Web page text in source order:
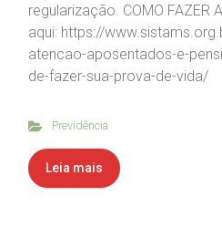
regularização. COMO FAZER
aqui: https://
atencao-aposentados-e-
de-fazer-sua-prova-de-vida/
Previdência
Leia mais